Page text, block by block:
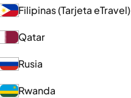
Filipinas (Tarjeta eTravel)
Qatar
Rusia
Rwanda